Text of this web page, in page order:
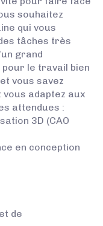
souhaitez
qui vous
tâches très
grand
le travail bien
vous savez
adaptez aux
attendues :
3D (CAO
en conception
de